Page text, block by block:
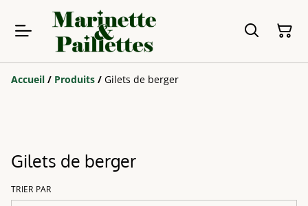
Accueil / Produits / Gilets de berger
Gilets de berger
TRIER PAR